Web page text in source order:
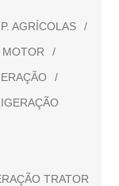
AGRÍCOLAS
/
MOTOR
/
/
TRATOR